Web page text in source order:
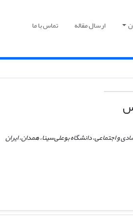
ارسال مقاله تماس با ما
و اجتماعی، دانشگاه بوعلی‌سینا، همدان، ایران